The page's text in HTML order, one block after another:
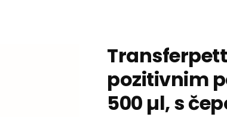
pozitivnim
500 µl, s